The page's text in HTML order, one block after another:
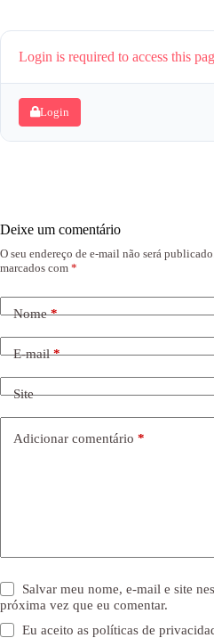
Login is required to access this
Login
Deixe um comentário
O seu endereço de e-mail não será publicado.
marcados com *
Nome*
E-mail*
Site
Adicionar comentário *
Salvar meu nome, e-mail e site
próxima vez que eu comentar.
Eu aceito aspolíticas de